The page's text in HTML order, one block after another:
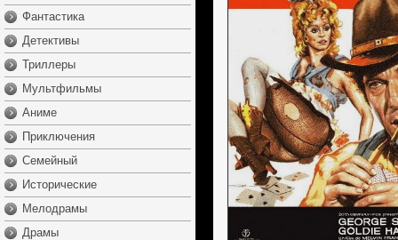
Фантастика
Детективы
Триллеры
Мультфильмы
Аниме
Приключения
Семейный
Исторические
Мелодрамы
Драмы